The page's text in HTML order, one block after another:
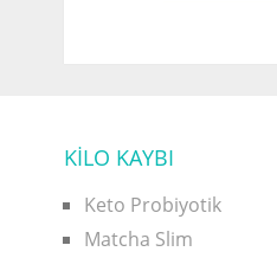
KİLO KAYBI
Keto Probiyotik
Matcha Slim